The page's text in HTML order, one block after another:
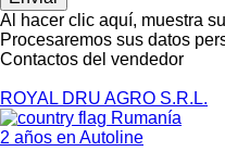
Al hacer clic aquí, muestra
Procesaremos sus datos
Contactos del vendedor
ROYAL DRU AGRO S.R.L.
Rumanía
2 años en Autoline